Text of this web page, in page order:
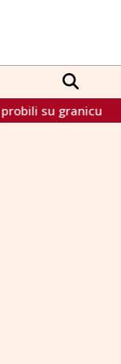
su granicu